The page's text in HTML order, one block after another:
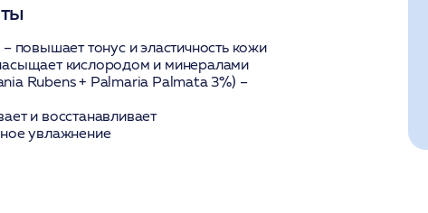
– повышает тонус и эластичность кожи
кислородом и минералами
Rubens + Palmaria Palmata 3%) –
и восстанавливает
увлажнение